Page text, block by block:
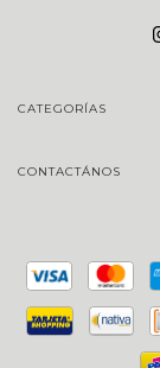
CATEGORÍAS
CONTACTÁNOS